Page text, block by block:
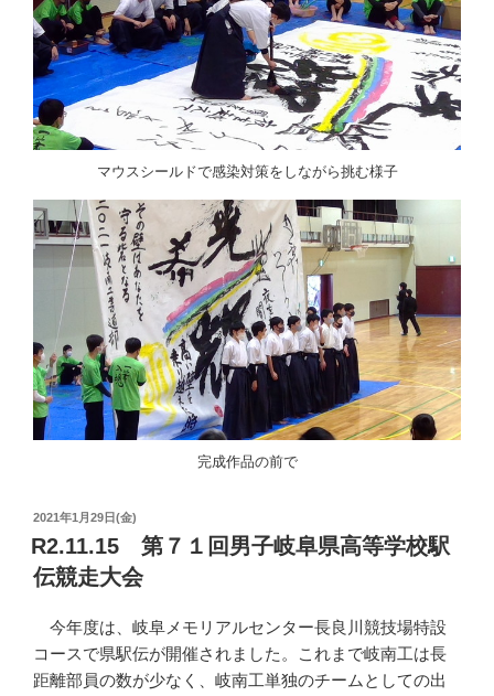
マウスシールドで感染対策をしながら挑む様子
完成作品の前で
投
稿
日:
2021年1月29日(金)
R2.11.15 第７１回男子岐阜県高等学校駅
伝競走大会
今年度は、岐阜メモリアルセンター長良川競技場特設
コースで県駅伝が開催されました。これまで岐南工は長
距離部員の数が少なく、岐南工単独のチームとしての出